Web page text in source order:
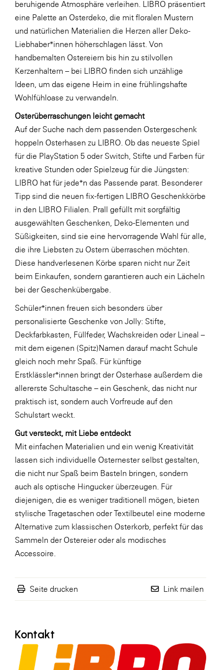
LAT Nitrogen
Libro
Lidl Österreich
MTH Retail Group
OMV
OptimaMed
PAGRO
PHH Rechtsanwält:innen
Primark
Salesforce
sebamed
SeneCura
SERVICE&MORE
SKINUANCE®
Somfy
Sony DADC
SPIEGLTEC
STIHL Tirol
Trend Micro
TAG GmbH
VALETTA
Verband Druck Medien Österreich
Wirtschaftskammer Salzburg
WKS Fachgruppe Fahrzeughandel und
Fahrzeugtechnik
WKS Fachgruppe Finanzdienstleister
WK UBIT
Zühlke
Media
beruhigende Atmosphäre verleihen. LIBRO präsentiert
eine Palette an Osterdeko, die mit floralen Mustern
und natürlichen Materialien die Herzen aller Deko-
Liebhaber*innen höherschlagen lässt. Von
handbemalten Ostereiern bis hin zu stilvollen
Kerzenhaltern – bei LIBRO finden sich unzählige
Ideen, um das eigene Heim in eine frühlingshafte
Wohlfühloase zu verwandeln.
Osterüberraschungen leicht gemacht
Auf der Suche nach dem passenden Ostergeschenk
hoppeln Osterhasen zu LIBRO. Ob das neueste Spiel
für die PlayStation 5 oder Switch, Stifte und Farben für
kreative Stunden oder Spielzeug für die Jüngsten:
LIBRO hat für jede*n das Passende parat. Besonderer
Tipp sind die neuen fix-fertigen LIBRO Geschenkkörbe
in den LIBRO Filialen. Prall gefüllt mit sorgfältig
ausgewählten Geschenken, Deko-Elementen und
Süßigkeiten, sind sie eine hervorragende Wahl für alle,
die ihre Liebsten zu Ostern überraschen möchten.
Diese handverlesenen Körbe sparen nicht nur Zeit
beim Einkaufen, sondern garantieren auch ein Lächeln
bei der Geschenkübergabe.
Schüler*innen freuen sich besonders über
personalisierte Geschenke von Jolly: Stifte,
Deckfarbkasten, Füllfeder, Wachskreiden oder Lineal –
mit dem eigenen (Spitz)Namen darauf macht Schule
gleich noch mehr Spaß. Für künftige
Erstklässler*innen bringt der Osterhase außerdem die
allererste Schultasche – ein Geschenk, das nicht nur
praktisch ist, sondern auch Vorfreude auf den
Schulstart weckt.
Gut versteckt, mit Liebe entdeckt
Mit einfachen Materialien und ein wenig Kreativität
lassen sich individuelle Osternester selbst gestalten,
die nicht nur Spaß beim Basteln bringen, sondern
auch als optische Hingucker überzeugen. Für
diejenigen, die es weniger traditionell mögen, bieten
stylische Tragetaschen oder Textilbeutel eine moderne
Alternative zum klassischen Osterkorb, perfekt für das
Sammeln der Ostereier oder als modisches
Accessoire.
Seite drucken Link mailen
Kontakt